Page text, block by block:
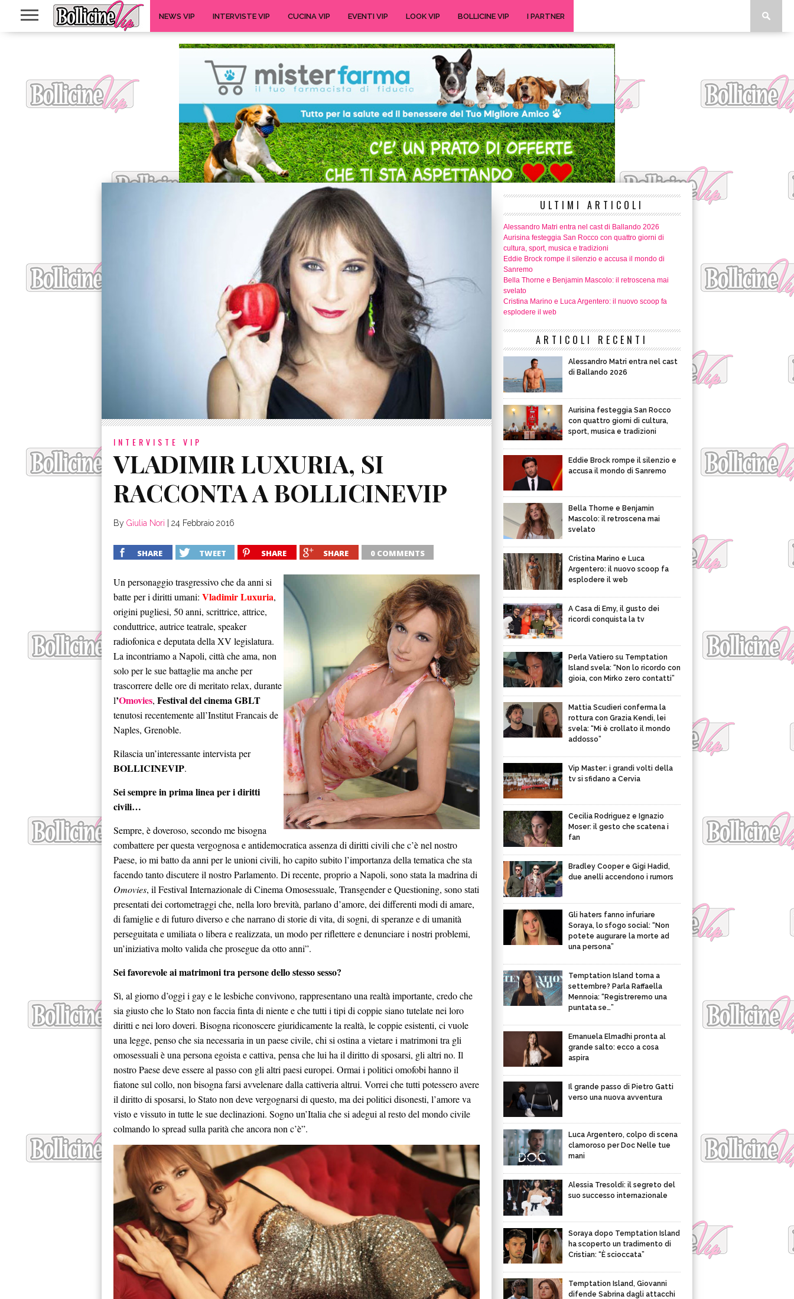
NEWS VIP INTERVISTE VIP CUCINA VIP EVENTI VIP LOOK VIP BOLLICINE VIP I PARTNER
INTERVISTE VIP
VLADIMIR LUXURIA, SI
RACCONTA A BOLLICINEVIP
By Giulia Nori 24 Febbraio 2016
SHARE TWEET SHARE SHARE 0 COMMENTS
Un personaggio trasgressivo che da anni si
batte per i diritti umani: Vladimir Luxuria,
origini pugliesi, 50 anni, scrittrice, attrice,
conduttrice, autrice teatrale, speaker
radiofonica e deputata della XV legislatura.
La incontriamo a Napoli, città che ama, non
solo per le sue battaglie ma anche per
trascorrere delle ore di meritato relax, durante
l’Omovies, Festival del cinema GBLT
tenutosi recentemente all’Institut Francais de
Naples, Grenoble.
Rilascia un’interessante intervista per
BOLLICINEVIP.
Sei sempre in prima linea per i diritti
civili…
Sempre, è doveroso, secondo me bisogna
combattere per questa vergognosa e antidemocratica assenza di diritti civili che c’è nel nostro
Paese, io mi batto da anni per le unioni civili, ho capito subito l’importanza della tematica che sta
facendo tanto discutere il nostro Parlamento. Di recente, proprio a Napoli, sono stata la madrina di
Omovies, il Festival Internazionale di Cinema Omosessuale, Transgender e Questioning, sono stati
presentati dei cortometraggi che, nella loro brevità, parlano d’amore, dei differenti modi di amare,
di famiglie e di futuro diverso e che narrano di storie di vita, di sogni, di speranze e di umanità
perseguitata e umiliata o libera e realizzata, un modo per riflettere e denunciare i nostri problemi,
un’iniziativa molto valida che prosegue da otto anni”.
Sei favorevole ai matrimoni tra persone dello stesso sesso?
Sì, al giorno d’oggi i gay e le lesbiche convivono, rappresentano una realtà importante, credo che
sia giusto che lo Stato non faccia finta di niente e che tutti i tipi di coppie siano tutelate nei loro
diritti e nei loro doveri. Bisogna riconoscere giuridicamente la realtà, le coppie esistenti, ci vuole
una legge, penso che sia necessaria in un paese civile, chi si ostina a vietare i matrimoni tra gli
omosessuali è una persona egoista e cattiva, pensa che lui ha il diritto di sposarsi, gli altri no. Il
nostro Paese deve essere al passo con gli altri paesi europei. Ormai i politici omofobi hanno il
fiatone sul collo, non bisogna farsi avvelenare dalla cattiveria altrui. Vorrei che tutti potessero avere
il diritto di sposarsi, lo Stato non deve vergognarsi di questo, ma dei politici disonesti, l’amore va
visto e vissuto in tutte le sue declinazioni. Sogno un’Italia che si adegui al resto del mondo civile
colmando lo spread sulla parità che ancora non c’è”.
ULTIMI ARTICOLI
Alessandro Matri entra nel cast di Ballando 2026
Aurisina festeggia San Rocco con quattro giorni di
cultura, sport, musica e tradizioni
Eddie Brock rompe il silenzio e accusa il mondo di
Sanremo
Bella Thorne e Benjamin Mascolo: il retroscena mai
svelato
Cristina Marino e Luca Argentero: il nuovo scoop fa
esplodere il web
ARTICOLI RECENTI
Alessandro Matri entra nel cast
di Ballando 2026
Aurisina festeggia San Rocco
con quattro giorni di cultura,
sport, musica e tradizioni
Eddie Brock rompe il silenzio e
accusa il mondo di Sanremo
Bella Thorne e Benjamin
Mascolo: il retroscena mai
svelato
Cristina Marino e Luca
Argentero: il nuovo scoop fa
esplodere il web
A Casa di Emy, il gusto dei
ricordi conquista la tv
Perla Vatiero su Temptation
Island svela: “Non lo ricordo con
gioia, con Mirko zero contatti”
Mattia Scudieri conferma la
rottura con Grazia Kendi, lei
svela: “Mi è crollato il mondo
addosso”
Vip Master: i grandi volti della
tv si sfidano a Cervia
Cecilia Rodriguez e Ignazio
Moser: il gesto che scatena i
fan
Bradley Cooper e Gigi Hadid,
due anelli accendono i rumors
Gli haters fanno infuriare
Soraya, lo sfogo social: “Non
potete augurare la morte ad
una persona”
Temptation Island torna a
settembre? Parla Raffaella
Mennoia: “Registreremo una
puntata se…”
Emanuela Elmadhi pronta al
grande salto: ecco a cosa
aspira
Il grande passo di Pietro Gatti
verso una nuova avventura
Luca Argentero, colpo di scena
clamoroso per Doc Nelle tue
mani
Alessia Tresoldi: il segreto del
suo successo internazionale
Soraya dopo Temptation Island
ha scoperto un tradimento di
Cristian: “È scioccata”
Temptation Island, Giovanni
difende Sabrina dagli attacchi